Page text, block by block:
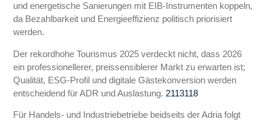
und energetische Sanierungen mit EIB‑Instrumenten koppeln,
da Bezahlbarkeit und Energieeffizienz politisch priorisiert
werden.
Der rekordhohe Tourismus 2025 verdeckt nicht, dass 2026
ein professionellerer, preissensiblerer Markt zu erwarten ist;
Qualität, ESG‑Profil und digitale Gästekonversion werden
entscheidend für ADR und Auslastung. 2113118
Für Handels‑ und Industriebetriebe beidseits der Adria folgt